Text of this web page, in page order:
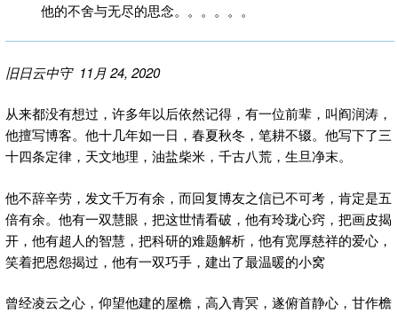
他的不舍与无尽的思念。。。。。。
旧日云中守 11月 24, 2020
从来都没有想过，许多年以后依然记得，有一位前辈，叫阎润涛，
他擅写博客。他十几年如一日，春夏秋冬，笔耕不辍。他写下了三
十四条定律，天文地理，油盐柴米，千古八荒，生旦净末。
他不辞辛劳，发文千万有余，而回复博友之信已不可考，肯定是五
倍有余。他有一双慧眼，把这世情看破，他有玲珑心窍，把画皮揭
开，他有超人的智慧，把科研的难题解析，他有宽厚慈祥的爱心，
笑着把恩怨揭过，他有一双巧手，建出了最温暖的小窝
曾经凌云之心，仰望他建的屋檐，高入青冥，遂俯首静心，甘作檐